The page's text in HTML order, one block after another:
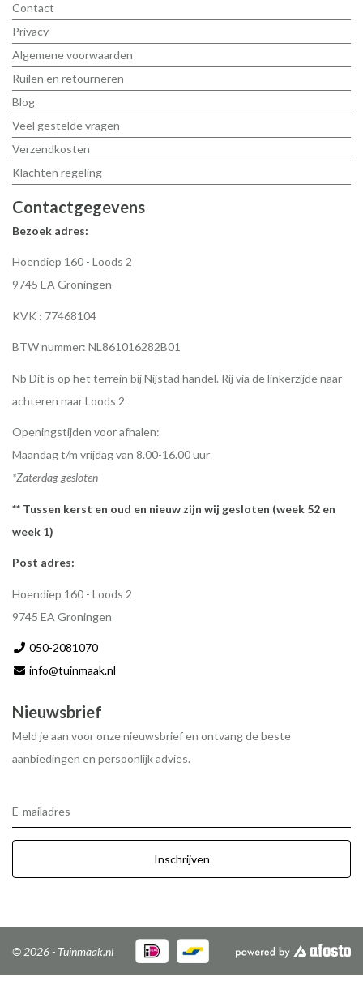
Contact
Privacy
Algemene voorwaarden
Ruilen en retourneren
Blog
Veel gestelde vragen
Verzendkosten
Klachten regeling
Contactgegevens
Bezoek adres:
Hoendiep 160 - Loods 2
9745 EA Groningen
KVK : 77468104
BTW nummer: NL861016282B01
Nb Dit is op het terrein bij Nijstad handel. Rij via de linkerzijde naar
achteren naar Loods 2
Openingstijden voor afhalen:
Maandag t/m vrijdag van 8.00-16.00 uur
*Zaterdag gesloten
** Tussen kerst en oud en nieuw zijn wij gesloten (week 52 en
week 1)
Post adres:
Hoendiep 160 - Loods 2
9745 EA Groningen
050-2081070
info@tuinmaak.nl
Nieuwsbrief
Meld je aan voor onze nieuwsbrief en ontvang de beste
aanbiedingen en persoonlijk advies.
E-mailadres
Inschrijven
© 2026 - Tuinmaak.nl